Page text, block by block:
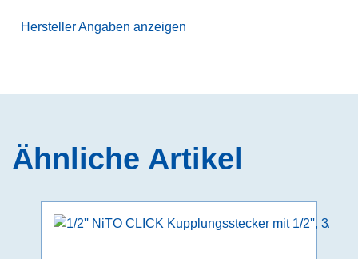
Hersteller Angaben anzeigen
Ähnliche Artikel